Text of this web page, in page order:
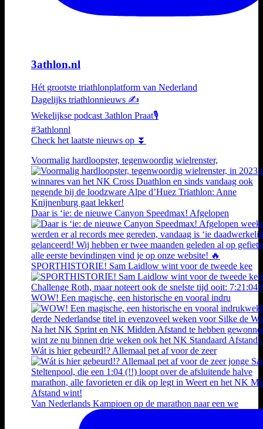
3athlon.nl
Hét grootste triathlonplatform van Nederland
Dagelijks triathlonnieuws ✍️
Wekelijkse podcast 3athlon Praat🎙️
#3athlonnl
Check het laatste nieuws op ⏬
Voormalig hardloopster, tegenwoordig wielrenster,
Daar is ‘ie: de nieuwe Canyon Speedmax! Afgelopen
SPORTHISTORIE! Sam Laidlow wint voor de tweede kee
WOW! Een magische, een historische en vooral indru
Wát is hier gebeurd!? Allemaal pet af voor de zeer
Van Nederlands Kampioen op de marathon naar een we